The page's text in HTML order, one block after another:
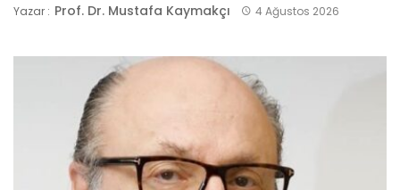
Yazar : Prof. Dr. Mustafa Kaymakçı 4 Ağustos 2026